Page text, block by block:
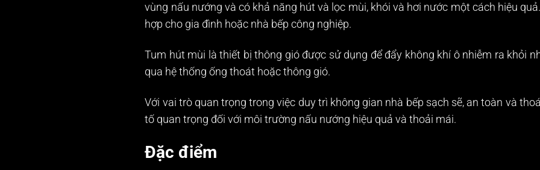
vùng nấu nướng và có khả năng hút và lọc mùi, khói và hơi nước một cách hiệu
hợp cho gia đình hoặc nhà bếp công nghiệp.
Tum hút mùi là thiết bị thông gió được sử dụng để đẩy không khí ô nhiễm ra khỏi
qua hệ thống ống thoát hoặc thông gió.
Với vai trò quan trọng trong việc duy trì không gian nhà bếp sạch sẽ, an toàn và
tố quan trọng đối với môi trường nấu nướng hiệu quả và thoải mái.
Đặc điểm